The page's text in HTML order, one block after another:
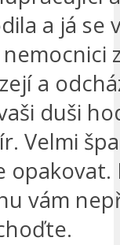
a já se
a
duši
Velmi
opakovat.
vám